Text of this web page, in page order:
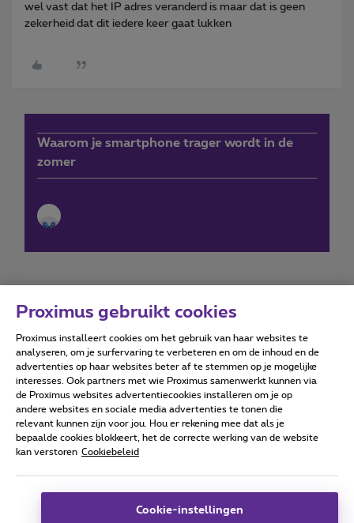
wel vast dat het IP adres veranderd is maar dat is geen
zekerheid dat dit iedere keer gaat lukken
Waarom je smartphone trager wordt in de
zomer
Forumvoorwaarden Accessibility statement
Alle rechten voorbehouden. © Proximus
Algemene voorwaarden, consumenteninfo
Deze website is gecreëerd en wordt beheerd conform het
Proximus gebruikt cookies
Proximus installeert cookies om het gebruik van haar websites te
analyseren, om je surfervaring te verbeteren en om de inhoud en de
advertenties op haar websites beter af te stemmen op je mogelijke
interesses. Ook partners met wie Proximus samenwerkt kunnen via
de Proximus websites advertentiecookies installeren om je op
andere websites en sociale media advertenties te tonen die
relevant kunnen zijn voor jou. Hou er rekening mee dat als je
bepaalde cookies blokkeert, het de correcte werking van de website
kan verstoren Cookiebeleid
Cookie-instellingen